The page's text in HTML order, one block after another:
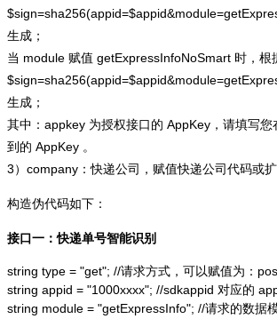
生成；
当 module 赋值 getExpressInfoNoSmart 时，根
生成；
其中：appkey 为授权接口的 AppKey，请填写
到的 AppKey 。
3）company：快递公司，赋值快递公司代码或扩
构造伪代码如下：
接口一：快递单号智能识别
string type = "get"; //请求方式，可以赋值为：
string appid = "1000xxxx"; //sdkappid 对应的
string module = "getExpressInfo"; //请求的数据